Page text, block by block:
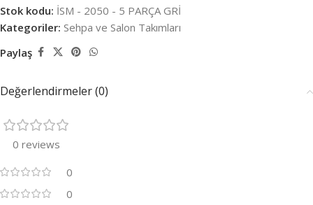
Stok kodu: İSM - 2050 - 5 PARÇA GRİ
Kategoriler: Sehpa ve Salon Takımları
Paylaş
Değerlendirmeler (0)
0 reviews
0
0